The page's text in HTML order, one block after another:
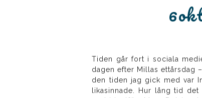
Tiden går fort i sociala
dagen efter Millas ettårsdag
den tiden jag gick med var
likasinnade. Hur lång tid